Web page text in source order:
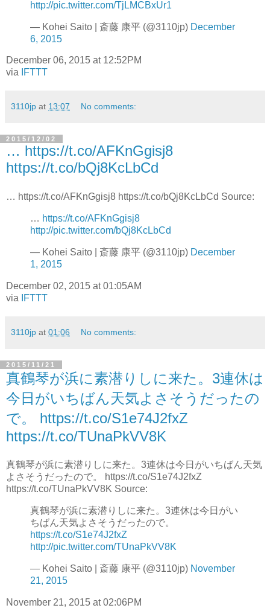
http://pic.twitter.com/TjLMCBxUr1
— Kohei Saito | 斎藤 康平 (@3110jp) December
6, 2015
December 06, 2015 at 12:52PM
via
IFTTT
3110jp at 13:07 No comments:
2015/12/02
… https://t.co/AFKnGgisj8
https://t.co/bQj8KcLbCd
… https://t.co/AFKnGgisj8 https://t.co/bQj8KcLbCd Source:
… https://t.co/AFKnGgisj8
http://pic.twitter.com/bQj8KcLbCd
— Kohei Saito | 斎藤 康平 (@3110jp) December
1, 2015
December 02, 2015 at 01:05AM
via
IFTTT
3110jp at 01:06 No comments:
2015/11/21
真鶴琴が浜に素潜りしに来た。3連休は
今日がいちばん天気よさそうだったの
で。 https://t.co/S1e74J2fxZ
https://t.co/TUnaPkVV8K
真鶴琴が浜に素潜りしに来た。3連休は今日がいちばん天気
よさそうだったので。 https://t.co/S1e74J2fxZ
https://t.co/TUnaPkVV8K Source:
真鶴琴が浜に素潜りしに来た。3連休は今日がい
ちばん天気よさそうだったので。
https://t.co/S1e74J2fxZ
http://pic.twitter.com/TUnaPkVV8K
— Kohei Saito | 斎藤 康平 (@3110jp) November
21, 2015
November 21, 2015 at 02:06PM